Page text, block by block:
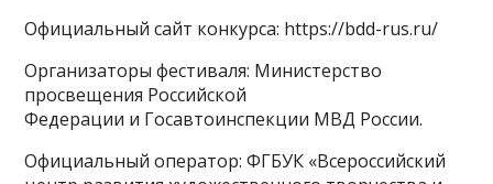
Официальный сайт конкурса: https://bdd-rus.ru/
Организаторы фестиваля: Министерство
просвещения Российской
Федерации и Госавтоинспекции МВД России.
Официальный оператор: ФГБУК «Всероссийский